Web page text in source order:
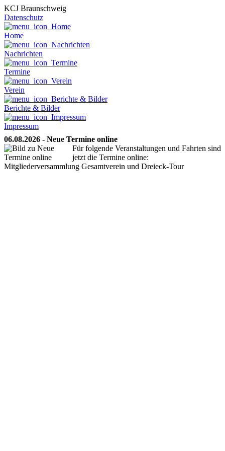
KCJ Braunschweig
Datenschutz
Home
Nachrichten
Termine
Verein
Berichte & Bilder
Impressum
06.08.2026 - Neue Termine online
Für folgende Veranstaltungen und Fahrten sind
jetzt die Termine online:
Mitgliederversammlung Gesamtverein und Dreieck-Tour